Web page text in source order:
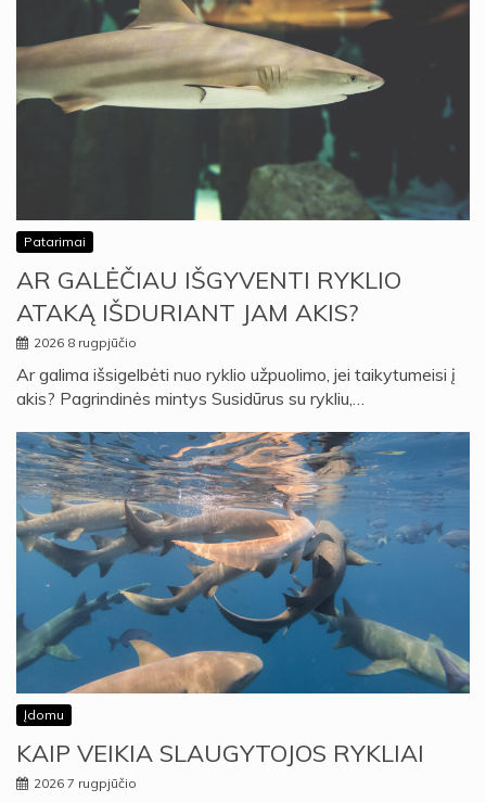
Patarimai
AR GALĖČIAU IŠGYVENTI RYKLIO
ATAKĄ IŠDURIANT JAM AKIS?
2026 8 rugpjūčio
Ar galima išsigelbėti nuo ryklio užpuolimo, jei taikytumeisi į
akis? Pagrindinės mintys Susidūrus su rykliu,…
Įdomu
KAIP VEIKIA SLAUGYTOJOS RYKLIAI
2026 7 rugpjūčio